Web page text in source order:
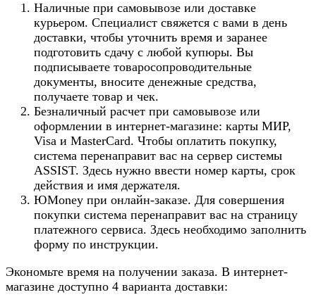
Наличные при самовывозе или доставке
курьером. Специалист свяжется с вами в день
доставки, чтобы уточнить время и заранее
подготовить сдачу с любой купюры. Вы
подписываете товаросопроводительные
документы, вносите денежные средства,
получаете товар и чек.
Безналичный расчет при самовывозе или
оформлении в интернет-магазине: карты МИР,
Visa и MasterCard. Чтобы оплатить покупку,
система перенаправит вас на сервер системы
ASSIST. Здесь нужно ввести номер карты, срок
действия и имя держателя.
ЮMoney при онлайн-заказе. Для совершения
покупки система перенаправит вас на страницу
платежного сервиса. Здесь необходимо заполнить
форму по инструкции.
Экономьте время на получении заказа. В интернет-
магазине доступно 4 варианта доставки: